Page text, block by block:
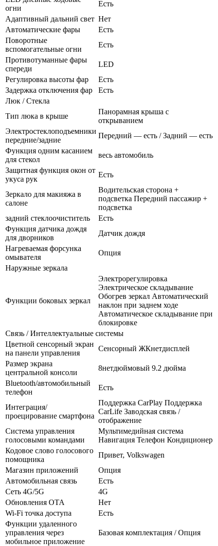
огни
Есть
Адаптивный дальний свет Нет
Автоматические фары
Есть
Поворотные
вспомогательные огни
Есть
Противотуманные фары
спереди
LED
Регулировка высоты фар
Есть
Задержка отключения фар
Есть
Люк / Стекла
Тип люка в крыше
Панорамная крыша с
открыванием
Электростеклоподъемники
передние/задние
Передний — есть / Задний — есть
Функция одним касанием
для стекол
весь автомобиль
Защитная функция окон от
укуса рук
Есть
Зеркало для макияжа в
салоне
Водительская сторона +
подсветка Передний пассажир +
подсветка
задний стеклоочиститель
Есть
Функция датчика дождя
для дворников
Датчик дождя
Нагреваемая форсунка
омывателя
Опция
Наружные зеркала
Функции боковых зеркал
Электрорегулировка
Электрическое складывание
Обогрев зеркал Автоматический
наклон при заднем ходе
Автоматическое складывание при
блокировке
Связь / Интеллектуальные системы
Цветной сенсорный экран
на панели управления
Сенсорный ЖКнетдисплей
Размер экрана
центральной консоли
8нетдюймовый 9.2 дюйма
Bluetooth/автомобильный
телефон
Есть
Интеграция/
проецирование смартфона
Поддержка CarPlay Поддержка
CarLife Заводская связь /
отображение
Система управления
голосовыми командами
Мультимедийная система
Навигация Телефон Кондиционер
Кодовое слово голосового
помощника
Привет, Volkswagen
Магазин приложений
Опция
Автомобильная связь
Есть
Сеть 4G/5G
4G
Обновления OTA
Нет
Wi-Fi точка доступа
Есть
Функции удаленного
управления через
мобильное приложение
Базовая комплектация / Опция